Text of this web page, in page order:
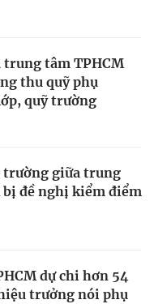
tâm TPHCM
thu quỹ phụ
quỹ trường
giữa trung
bị đề nghị kiểm điểm
dự chi hơn 54
trưởng nói phụ